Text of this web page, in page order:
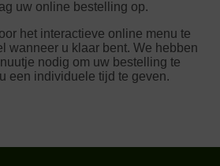
uw online bestelling op.
het interactieve online menu te
wanneer u klaar bent. We hebben
nodig om uw bestelling te
een individuele tijd te geven.